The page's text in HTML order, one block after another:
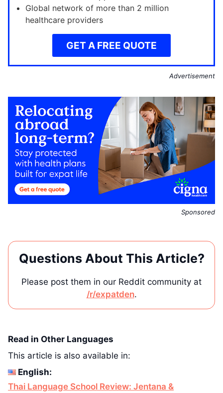
Global network of more than 2 million
healthcare providers
GET A FREE QUOTE
Advertisement
Sponsored
Questions About This Article?
Please post them in our Reddit community at
/r/expatden.
Read in Other Languages
This article is also available in:
English:
Thai Language School Review: Jentana &